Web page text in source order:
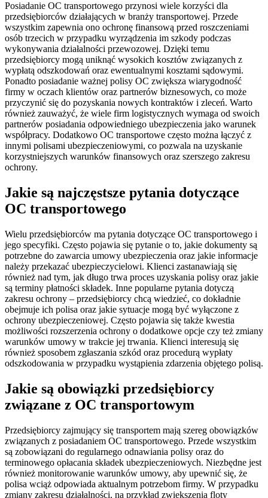
Posiadanie OC transportowego przynosi wiele korzyści dla
przedsiębiorców działających w branży transportowej. Przede
wszystkim zapewnia ono ochronę finansową przed roszczeniami
osób trzecich w przypadku wyrządzenia im szkody podczas
wykonywania działalności przewozowej. Dzięki temu
przedsiębiorcy mogą uniknąć wysokich kosztów związanych z
wypłatą odszkodowań oraz ewentualnymi kosztami sądowymi.
Ponadto posiadanie ważnej polisy OC zwiększa wiarygodność
firmy w oczach klientów oraz partnerów biznesowych, co może
przyczynić się do pozyskania nowych kontraktów i zleceń. Warto
również zauważyć, że wiele firm logistycznych wymaga od swoich
partnerów posiadania odpowiedniego ubezpieczenia jako warunek
współpracy. Dodatkowo OC transportowe często można łączyć z
innymi polisami ubezpieczeniowymi, co pozwala na uzyskanie
korzystniejszych warunków finansowych oraz szerszego zakresu
ochrony.
Jakie są najczęstsze pytania dotyczące
OC transportowego
Wielu przedsiębiorców ma pytania dotyczące OC transportowego i
jego specyfiki. Często pojawia się pytanie o to, jakie dokumenty są
potrzebne do zawarcia umowy ubezpieczenia oraz jakie informacje
należy przekazać ubezpieczycielowi. Klienci zastanawiają się
również nad tym, jak długo trwa proces uzyskania polisy oraz jakie
są terminy płatności składek. Inne popularne pytania dotyczą
zakresu ochrony – przedsiębiorcy chcą wiedzieć, co dokładnie
obejmuje ich polisa oraz jakie sytuacje mogą być wyłączone z
ochrony ubezpieczeniowej. Często pojawia się także kwestia
możliwości rozszerzenia ochrony o dodatkowe opcje czy też zmiany
warunków umowy w trakcie jej trwania. Klienci interesują się
również sposobem zgłaszania szkód oraz procedurą wypłaty
odszkodowania w przypadku wystąpienia zdarzenia objętego polisą.
Jakie są obowiązki przedsiębiorcy
związane z OC transportowym
Przedsiębiorcy zajmujący się transportem mają szereg obowiązków
związanych z posiadaniem OC transportowego. Przede wszystkim
są zobowiązani do regularnego odnawiania polisy oraz do
terminowego opłacania składek ubezpieczeniowych. Niezbędne jest
również monitorowanie warunków umowy, aby upewnić się, że
polisa wciąż odpowiada aktualnym potrzebom firmy. W przypadku
zmiany zakresu działalności, na przykład zwiększenia floty